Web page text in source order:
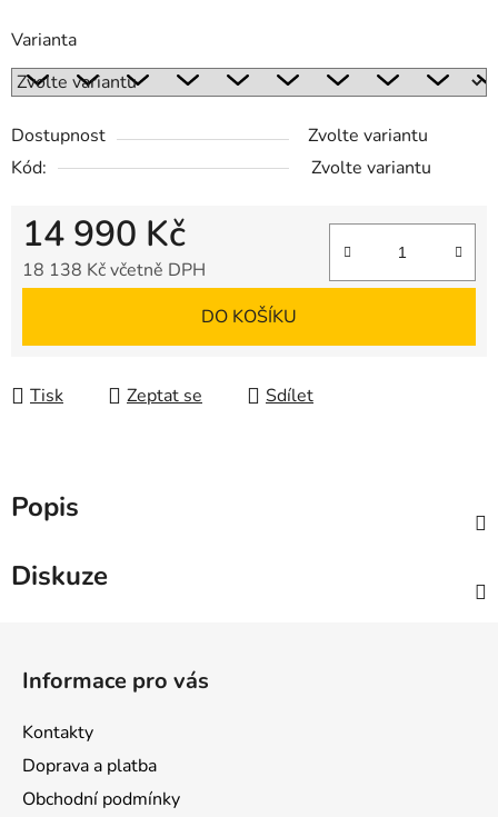
Varianta
Dostupnost
Zvolte variantu
Kód:
Zvolte variantu
14 990 Kč
18 138 Kč včetně DPH
DO KOŠÍKU
Tisk Zeptat se Sdílet
Popis
Diskuze
Informace pro vás
Kontakty
Doprava a platba
Obchodní podmínky